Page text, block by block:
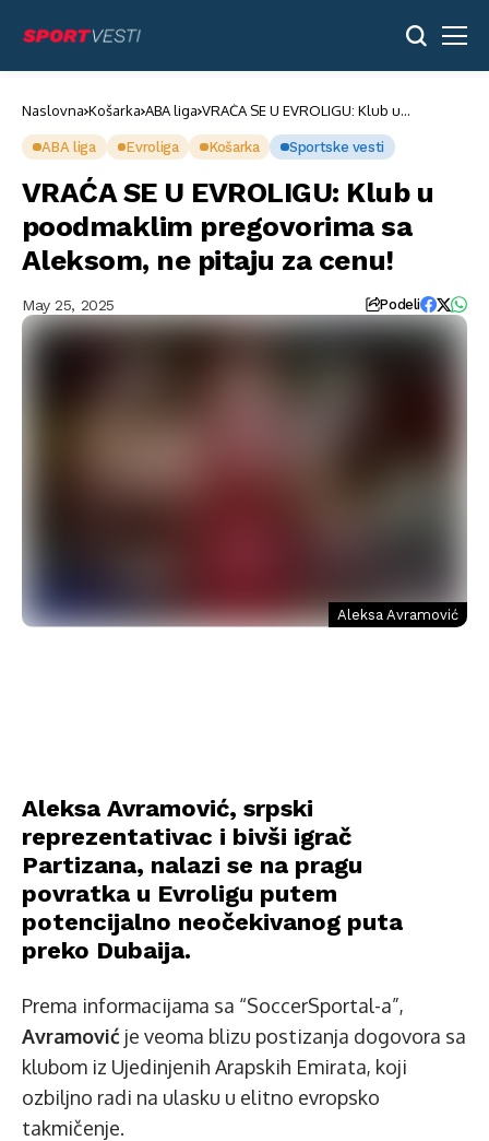
Naslovna Košarka ABA liga VRAĆA SE U EVROLIGU: Klub u
ne pitaju za cenu!
ABA liga Evroliga Košarka Sportske vesti
VRAĆA SE U EVROLIGU: Klub u
poodmaklim pregovorima sa
Aleksom, ne pitaju za cenu!
May 25, 2025 Podeli
Aleksa Avramović
Aleksa Avramović, srpski
reprezentativac i bivši igrač
Partizana, nalazi se na pragu
povratka u Evroligu putem
potencijalno neočekivanog puta
preko Dubaija.
Prema informacijama sa “SoccerSportal-a”,
Avramović je veoma blizu postizanja dogovora sa
klubom iz Ujedinjenih Arapskih Emirata, koji
ozbiljno radi na ulasku u elitno evropsko
takmičenje.